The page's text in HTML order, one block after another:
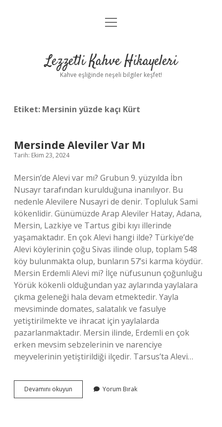
Anasayfa
Yasal Uyarı
menüyü
Lezzetli Kahve Hikayeleri
Kahve eşliğinde neşeli bilgiler keşfet!
Etiket: Mersinin yüzde kaçı Kürt
Mersinde Aleviler Var Mı
Tarih: Ekim 23, 2024
Mersin’de Alevi var mı? Grubun 9. yüzyılda İbn
Nusayr tarafından kurulduğuna inanılıyor. Bu
nedenle Alevilere Nusayri de denir. Topluluk Sami
kökenlidir. Günümüzde Arap Aleviler Hatay, Adana,
Mersin, Lazkiye ve Tartus gibi kıyı illerinde
yaşamaktadır. En çok Alevi hangi ilde? Türkiye’de
Alevi köylerinin çoğu Sivas ilinde olup, toplam 548
köy bulunmakta olup, bunların 57’si karma köydür.
Mersin Erdemli Alevi mi? İlçe nüfusunun çoğunluğu
Yörük kökenli olduğundan yaz aylarında yaylalara
çıkma geleneği hala devam etmektedir. Yayla
mevsiminde domates, salatalık ve fasulye
yetiştirilmekte ve ihracat için yaylalarda
pazarlanmaktadır. Mersin ilinde, Erdemli en çok
erken mevsim sebzelerinin ve narenciye
meyvelerinin yetiştirildiği ilçedir. Tarsus’ta Alevi…
Devamını okuyun Mersinde
Aleviler
Yorum Bırak